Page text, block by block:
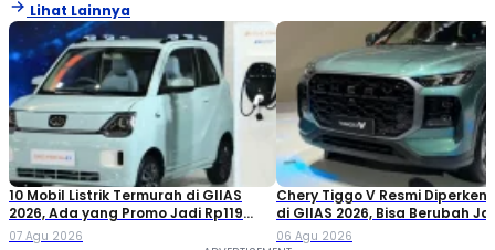
Lihat Lainnya
10 Mobil Listrik Termurah di GIIAS
2026, Ada yang Promo Jadi Rp119
Jutaan!
07 Agu 2026
Chery Tiggo V Resmi
di GIIAS 2026, Bisa Berubah
Double Cabin
06 Agu 2026